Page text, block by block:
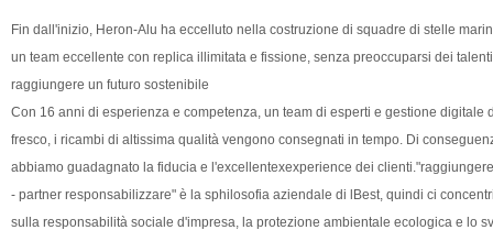
Fin dall'inizio, Heron-Alu ha eccelluto nella costruzione di squadre di stelle
un team eccellente con replica illimitata e fissione, senza preoccuparsi dei
raggiungere un futuro sostenibile
Con 16 anni di esperienza e competenza, un team di esperti e gestione digitale
fresco, i ricambi di altissima qualità vengono consegnati in tempo. Di
abbiamo guadagnato la fiducia e l'excellentexexperience dei
- partner responsabilizzare" è la sphilosofia aziendale di lBest, quindi ci
sulla responsabilità sociale d'impresa, la protezione ambientale ecologica e lo